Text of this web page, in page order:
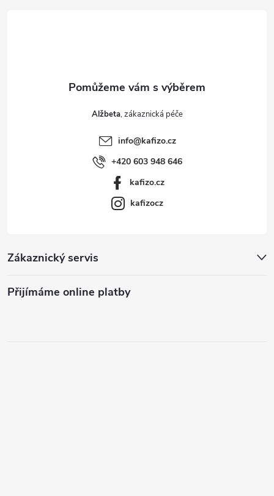
Zákaznický servis
Přijímáme online platby
Alžbeta
info@kafizo.cz
+420 603 948 646
kafizo.cz
kafizocz